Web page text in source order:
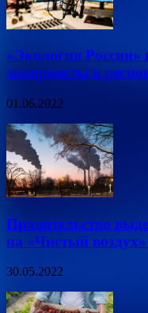
«Экология России»
экопроекты в
01.06.2022
Правительство
на «Чистый
30.05.2022